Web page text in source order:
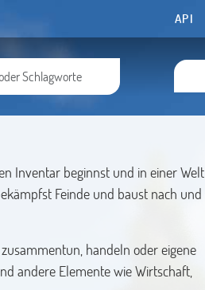
API
Inventar beginnst und in einer Welt
Feinde und baust nach und
handeln oder eigene
andere Elemente wie Wirtschaft,